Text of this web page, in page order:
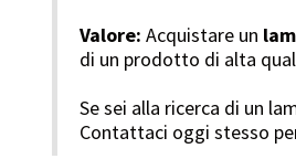
Valore: Acquistare un
di un prodotto di alta
Se sei alla ricerca di un
Contattaci oggi stesso